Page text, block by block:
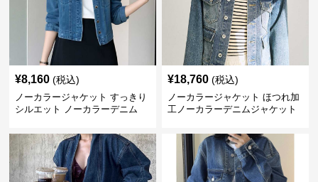
¥8,160 (税込)
ノーカラージャケット すっきり
シルエット ノーカラーデニム
¥18,760 (税込)
ノーカラージャケット ほつれ加
工ノーカラーデニムジャケット